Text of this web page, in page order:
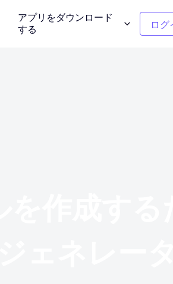
アプリをダウンロード
する
ログ